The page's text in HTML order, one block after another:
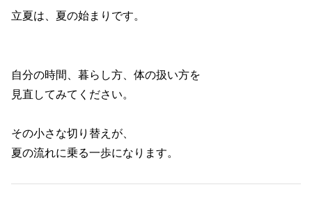
立夏は、夏の始まりです。
自分の時間、暮らし方、体の扱い方を
見直してみてください。
その小さな切り替えが、
夏の流れに乗る一歩になります。